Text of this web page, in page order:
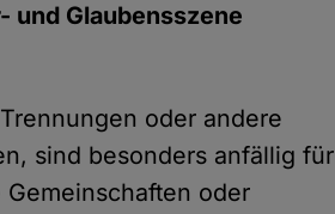
und Glaubensszene
oder andere
sind besonders anfällig für
oder